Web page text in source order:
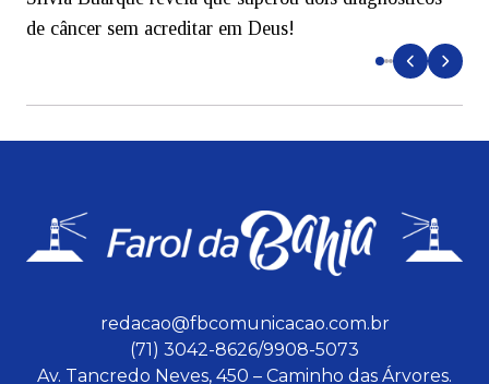
de câncer sem acreditar em Deus!
redacao@fbcomunicacao.com.br
(71) 3042-8626/9908-5073
Av. Tancredo Neves, 450 – Caminho das Árvores.